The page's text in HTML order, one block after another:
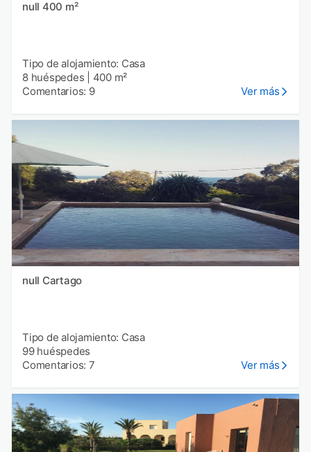
null 400 m²
Tipo de alojamiento: Casa
8 huéspedes
400 m²
Comentarios: 9
Ver más
null Cartago
Tipo de alojamiento: Casa
99 huéspedes
Comentarios: 7
Ver más